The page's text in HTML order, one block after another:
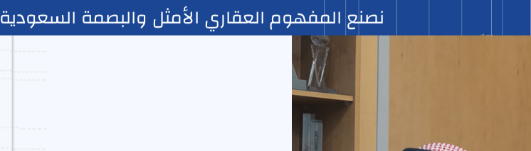
نصنع المفهوم العقاري الأمثل والبصمة السعودية
المتميزة في كل منتجاتنا وخدماتنا.